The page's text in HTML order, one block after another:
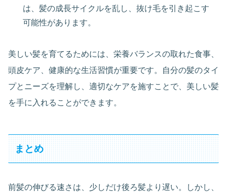
は、髪の成長サイクルを乱し、抜け毛を引き起こす
可能性があります。
美しい髪を育てるためには、栄養バランスの取れた食事、
頭皮ケア、健康的な生活習慣が重要です。自分の髪のタイ
プとニーズを理解し、適切なケアを施すことで、美しい髪
を手に入れることができます。
まとめ
前髪の伸びる速さは、少しだけ後ろ髪より遅い。しかし、